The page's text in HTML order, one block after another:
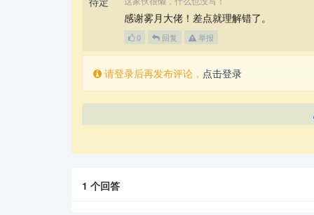
感谢雾月大佬！差点就理解错了。
0 回复 举报
请登录后再发布评论， 点击登录
1 个回答